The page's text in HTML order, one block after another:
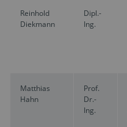
Reinhold
Diekmann
Dipl.-
Ing.
Matthias
Hahn
Prof.
Dr.-
Ing.